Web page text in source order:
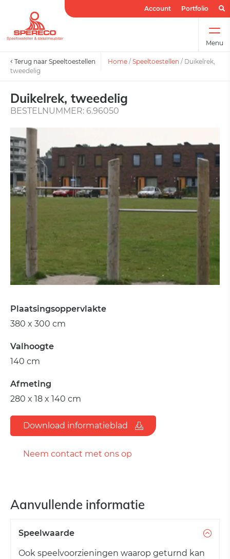
Account Portfolio
Menu
Terug naar Speeltoestellen Home / Speeltoestellen / Duikelrek,
tweedelig
Duikelrek, tweedelig
BESTELNUMMER: 6.96050
Plaatsingsoppervlakte
380 x 300 cm
Valhoogte
140 cm
Afmeting
280 x 18 x 140 cm
Download informatieblad
Neem contact met ons op
Aanvullende informatie
Speelwaarde
Ook speelvoorzieningen waarop geturnd kan